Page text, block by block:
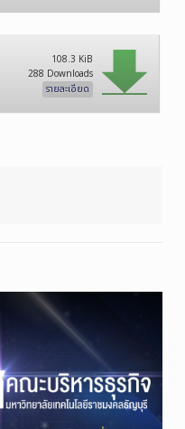
108.3 KiB
288 Downloads
รายละเอียด